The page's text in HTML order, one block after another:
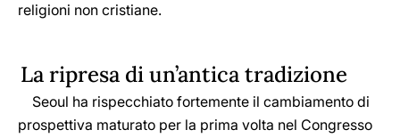
religioni non cristiane.
La ripresa di un’antica tradizione
Seoul ha rispecchiato fortemente il cambiamento di
prospettiva maturato per la prima volta nel Congresso